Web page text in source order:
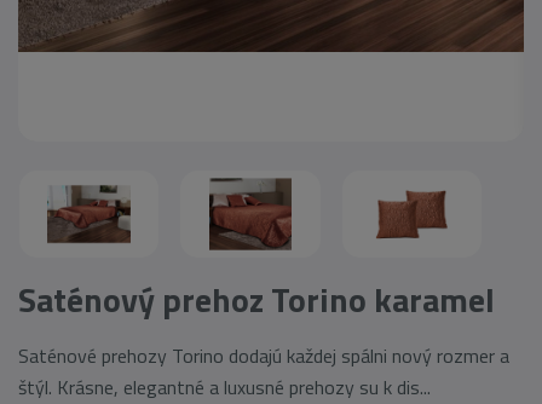
Saténový prehoz Torino karamel
Saténové prehozy Torino dodajú každej spálni nový rozmer a
štýl. Krásne, elegantné a luxusné prehozy su k dis...